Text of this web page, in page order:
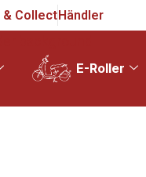
& CollectHändler
E-Roller